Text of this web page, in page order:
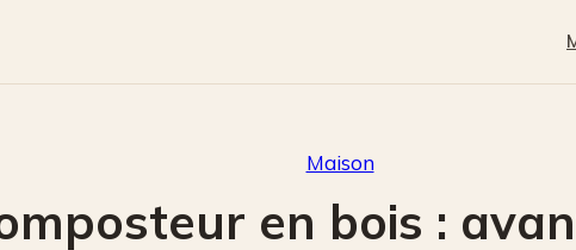
Maison
en bois :